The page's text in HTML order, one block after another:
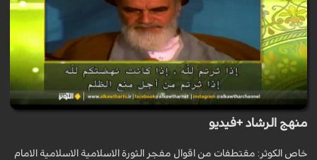
منهج الرشاد +فيديو
خاص الكوثر: مقتطفات من اقوال مفجر الثورة الاسلامية الاسلامية الامام